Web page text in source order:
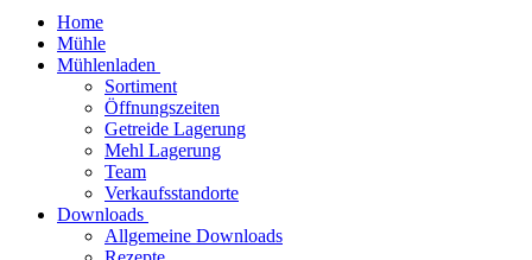
Home
Mühle
Mühlenladen
Sortiment
Öffnungszeiten
Getreide Lagerung
Mehl Lagerung
Team
Verkaufsstandorte
Downloads
Allgemeine Downloads